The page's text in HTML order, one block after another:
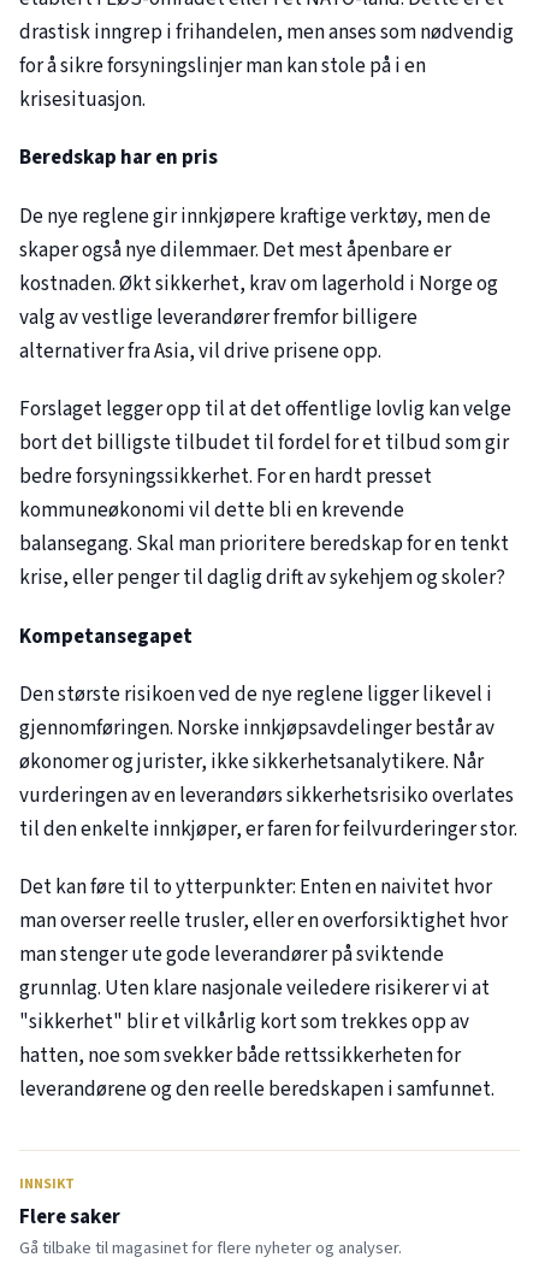
drastisk inngrep i frihandelen, men anses som nødvendig
for å sikre forsyningslinjer man kan stole på i en
krisesituasjon.
Beredskap har en pris
De nye reglene gir innkjøpere kraftige verktøy, men de
skaper også nye dilemmaer. Det mest åpenbare er
kostnaden. Økt sikkerhet, krav om lagerhold i Norge og
valg av vestlige leverandører fremfor billigere
alternativer fra Asia, vil drive prisene opp.
Forslaget legger opp til at det offentlige lovlig kan velge
bort det billigste tilbudet til fordel for et tilbud som gir
bedre forsyningssikkerhet. For en hardt presset
kommuneøkonomi vil dette bli en krevende
balansegang. Skal man prioritere beredskap for en tenkt
krise, eller penger til daglig drift av sykehjem og skoler?
Kompetansegapet
Den største risikoen ved de nye reglene ligger likevel i
gjennomføringen. Norske innkjøpsavdelinger består av
økonomer og jurister, ikke sikkerhetsanalytikere. Når
vurderingen av en leverandørs sikkerhetsrisiko overlates
til den enkelte innkjøper, er faren for feilvurderinger stor.
Det kan føre til to ytterpunkter: Enten en naivitet hvor
man overser reelle trusler, eller en overforsiktighet hvor
man stenger ute gode leverandører på sviktende
grunnlag. Uten klare nasjonale veiledere risikerer vi at
"sikkerhet" blir et vilkårlig kort som trekkes opp av
hatten, noe som svekker både rettssikkerheten for
leverandørene og den reelle beredskapen i samfunnet.
INNSIKT
Flere saker
Gå tilbake til magasinet for flere nyheter og analyser.